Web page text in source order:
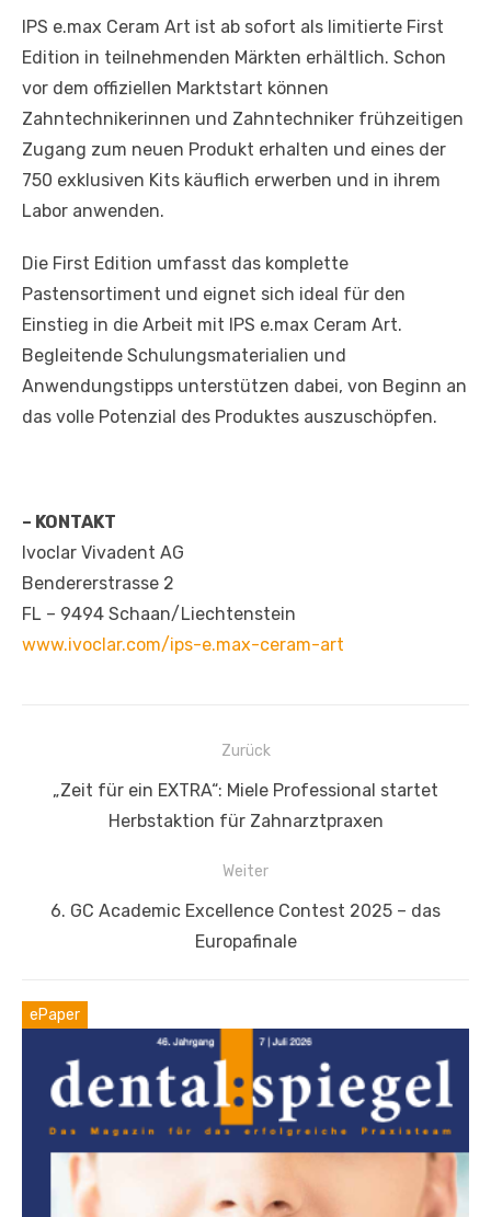
IPS e.max Ceram Art ist ab sofort als limitierte First
Edition in teilnehmenden Märkten erhältlich. Schon
vor dem offiziellen Marktstart können
Zahntechnikerinnen und Zahntechniker frühzeitigen
Zugang zum neuen Produkt erhalten und eines der
750 exklusiven Kits käuflich erwerben und in ihrem
Labor anwenden.
Die First Edition umfasst das komplette
Pastensortiment und eignet sich ideal für den
Einstieg in die Arbeit mit IPS e.max Ceram Art.
Begleitende Schulungsmaterialien und
Anwendungstipps unterstützen dabei, von Beginn an
das volle Potenzial des Produktes auszuschöpfen.
– KONTAKT
Ivoclar Vivadent AG
Bendererstrasse 2
FL – 9494 Schaan/Liechtenstein
www.ivoclar.com/ips-e.max-ceram-art
Beitragsnavigation
Zurück
Vorheriger
„Zeit für ein EXTRA“: Miele Professional startet
Herbstaktion für Zahnarztpraxen
Weiter
Nächster
6. GC Academic Excellence Contest 2025 – das
Europafinale
ePaper